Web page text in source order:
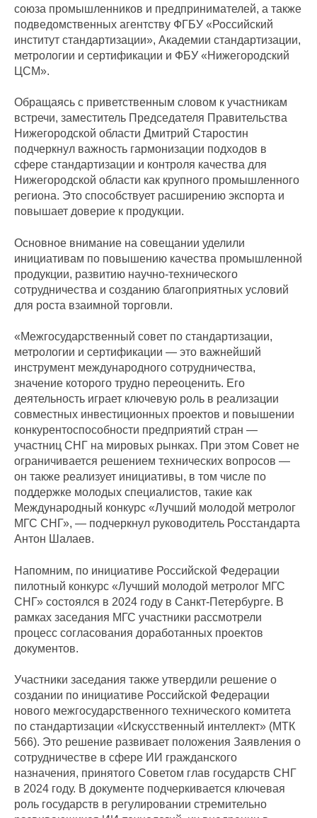
союза промышленников и предпринимателей, а также
подведомственных агентству ФГБУ «Российский
институт стандартизации», Академии стандартизации,
метрологии и сертификации и ФБУ «Нижегородский
ЦСМ».
Обращаясь с приветственным словом к участникам
встречи, заместитель Председателя Правительства
Нижегородской области Дмитрий Старостин
подчеркнул важность гармонизации подходов в
сфере стандартизации и контроля качества для
Нижегородской области как крупного промышленного
региона. Это способствует расширению экспорта и
повышает доверие к продукции.
Основное внимание на совещании уделили
инициативам по повышению качества промышленной
продукции, развитию научно-технического
сотрудничества и созданию благоприятных условий
для роста взаимной торговли.
«Межгосударственный совет по стандартизации,
метрологии и сертификации — это важнейший
инструмент международного сотрудничества,
значение которого трудно переоценить. Его
деятельность играет ключевую роль в реализации
совместных инвестиционных проектов и повышении
конкурентоспособности предприятий стран —
участниц СНГ на мировых рынках. При этом Совет не
ограничивается решением технических вопросов —
он также реализует инициативы, в том числе по
поддержке молодых специалистов, такие как
Международный конкурс «Лучший молодой метролог
МГС СНГ», — подчеркнул руководитель Росстандарта
Антон Шалаев.
Напомним, по инициативе Российской Федерации
пилотный конкурс «Лучший молодой метролог МГС
СНГ» состоялся в 2024 году в Санкт-Петербурге. В
рамках заседания МГС участники рассмотрели
процесс согласования доработанных проектов
документов.
Участники заседания также утвердили решение о
создании по инициативе Российской Федерации
нового межгосударственного технического комитета
по стандартизации «Искусственный интеллект» (МТК
566). Это решение развивает положения Заявления о
сотрудничестве в сфере ИИ гражданского
назначения, принятого Советом глав государств СНГ
в 2024 году. В документе подчеркивается ключевая
роль государств в регулировании стремительно